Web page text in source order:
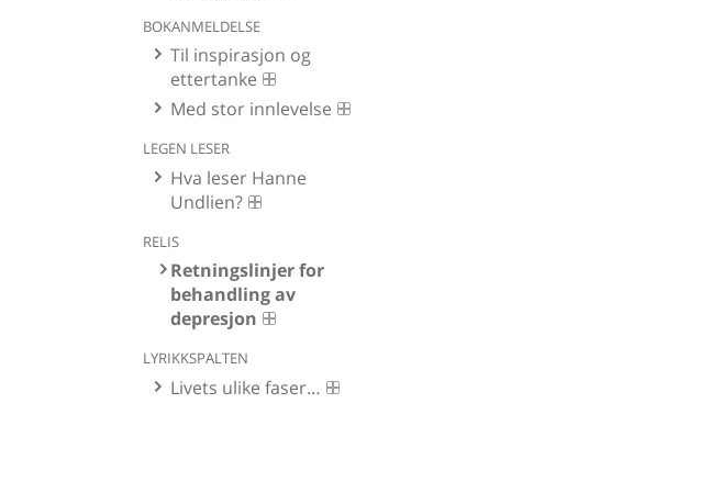
BOKANMELDELSE
Til inspirasjon og
ettertanke
Med stor innlevelse
LEGEN LESER
Hva leser Hanne
Undlien?
RELIS
Retningslinjer for
behandling av
depresjon
LYRIKKSPALTEN
Livets ulike faser…